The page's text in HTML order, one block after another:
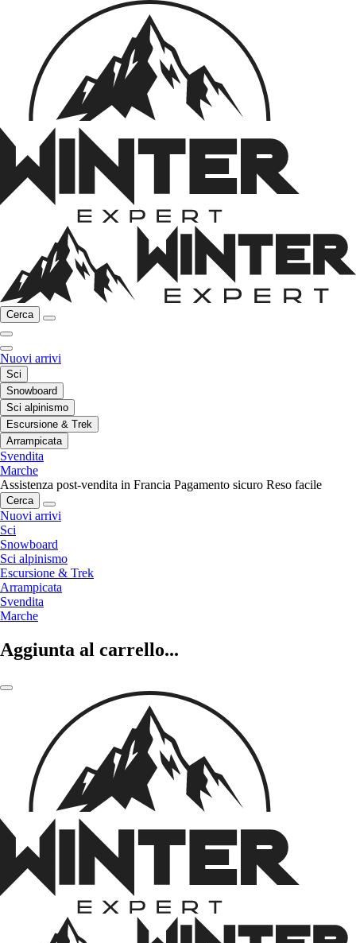
Cerca
Nuovi arrivi
Sci
Snowboard
Sci alpinismo
Escursione & Trek
Arrampicata
Svendita
Marche
Assistenza post-vendita in Francia Pagamento sicuro Reso facile
Cerca
Nuovi arrivi
Sci
Snowboard
Sci alpinismo
Escursione & Trek
Arrampicata
Svendita
Marche
Aggiunta al carrello...